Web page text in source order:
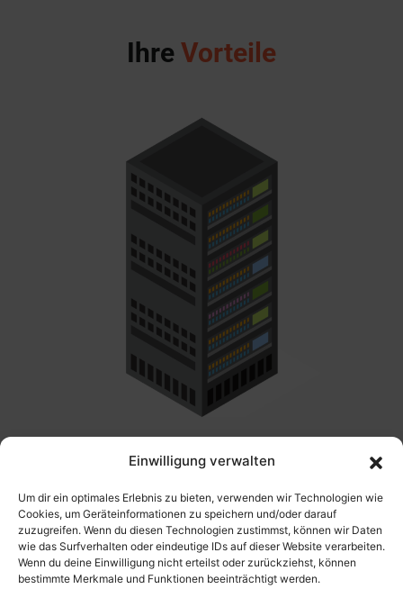
Einwilligung verwalten
Um dir ein optimales Erlebnis zu bieten, verwenden wir Technologien wie
Cookies, um Geräteinformationen zu speichern und/oder darauf
zuzugreifen. Wenn du diesen Technologien zustimmst, können wir Daten
wie das Surfverhalten oder eindeutige IDs auf dieser Website verarbeiten.
Wenn du deine Einwilligung nicht erteilst oder zurückziehst, können
bestimmte Merkmale und Funktionen beeinträchtigt werden.
Ihre Vorteile
✔ Probleme werden erkannt, bevor sie den Betrieb
stören.
✔ Minimierung von Ausfällen und Störungen.